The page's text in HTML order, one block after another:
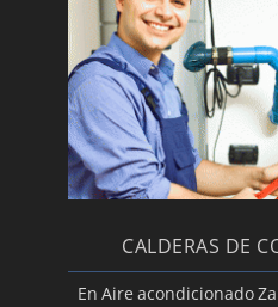
Cambio de filtros
Reparaciones
Motores de lamas
OFERTAS AIRE
2014
Marcas de calidad
Uso adecuado de su
Mandos universales
CALDERAS DE
En Aire acondicionado